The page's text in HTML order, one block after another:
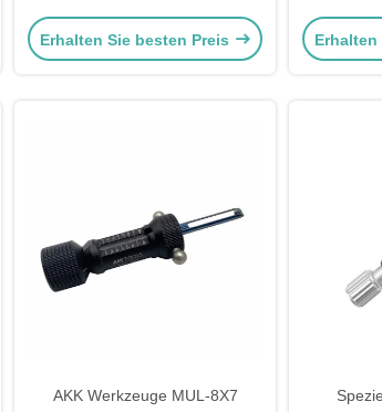
Türöffnungswerkzeug
Erhalten Sie besten Preis
Erhalten
AKK Werkzeuge MUL-8X7